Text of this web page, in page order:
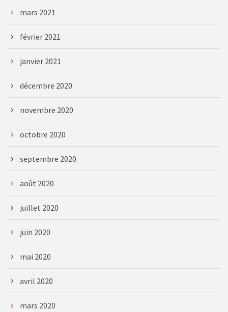
mars 2021
février 2021
janvier 2021
décembre 2020
novembre 2020
octobre 2020
septembre 2020
août 2020
juillet 2020
juin 2020
mai 2020
avril 2020
mars 2020